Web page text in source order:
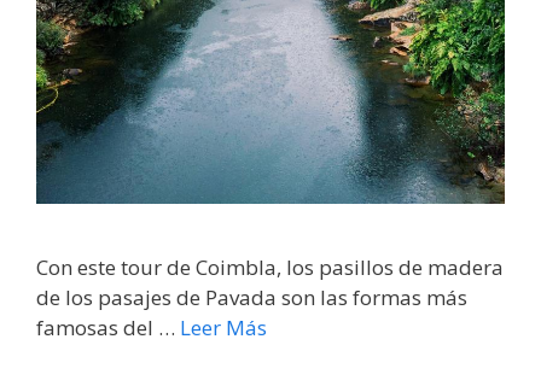
Con este tour de Coimbla, los pasillos de madera
de los pasajes de Pavada son las formas más
famosas del … Leer Más